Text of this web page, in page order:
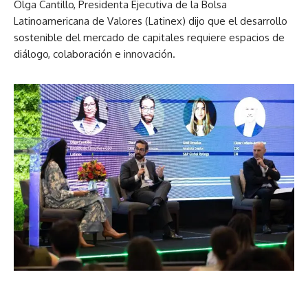
Olga Cantillo, Presidenta Ejecutiva de la Bolsa
Latinoamericana de Valores (Latinex) dijo que el desarrollo
sostenible del mercado de capitales requiere espacios de
diálogo, colaboración e innovación.